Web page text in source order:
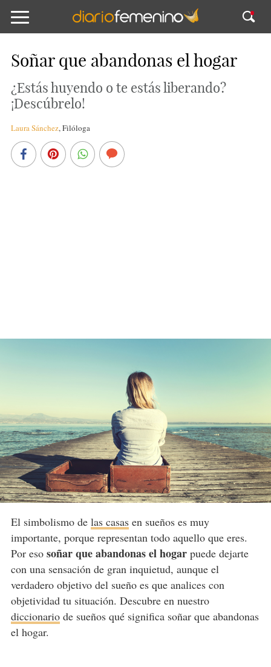
Soñar que abandonas el hogar
¿Estás huyendo o te estás liberando?
¡Descúbrelo!
Laura Sánchez,Filóloga
El simbolismo de las casasen sueños es muy
importante, porque representan todo aquello que eres.
Por eso soñar que abandonas el hogarpuede dejarte
con una sensación de gran inquietud, aunque el
verdadero objetivo del sueño es que analices con
objetividad tu situación. Descubre en nuestro
diccionariode sueños qué significa soñar que abandonas
el hogar.